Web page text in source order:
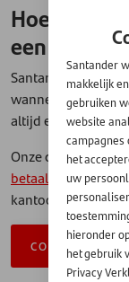
Hoe
een visuele
Santander biedt
wanneer u
altijd een manier
Onze
betaalproblemen)
kantooradres in
CONTACTOPTIES
Santander
makkelijk
gebruiken
website
campagnes
het
uw
hieronder
het gebruik
Privacy